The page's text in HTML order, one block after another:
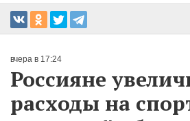
вчера в 17:24
Россияне
расходы на